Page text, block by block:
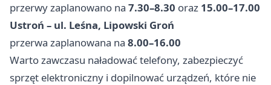
przerwy zaplanowano na 7.30–8.30 oraz 15.00–17.00
Ustroń – ul. Leśna, Lipowski Groń
przerwa zaplanowana na 8.00–16.00
Warto zawczasu naładować telefony, zabezpieczyć
sprzęt elektroniczny i dopilnować urządzeń, które nie